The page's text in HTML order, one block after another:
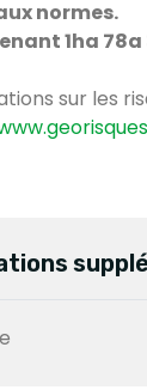
normes.
1ha
sur les